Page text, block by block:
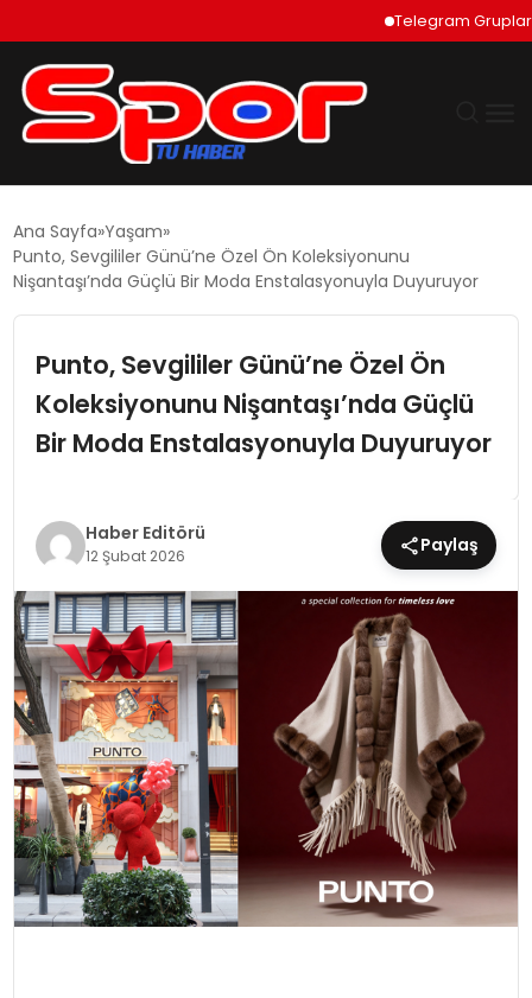
Telegram Grupları
DÜNYA
SIYASET
EĞITIM
MAGAZIN
SPOR
YAŞAM
Ana Sayfa Yaşam
Punto, Sevgililer Günü’ne Özel Ön Koleksiyonunu
Nişantaşı’nda Güçlü Bir Moda Enstalasyonuyla Duyuruyor
Punto, Sevgililer Günü’ne Özel Ön
Koleksiyonunu Nişantaşı’nda Güçlü
Bir Moda Enstalasyonuyla Duyuruyor
Haber Editörü
12 Şubat 2026 Paylaş